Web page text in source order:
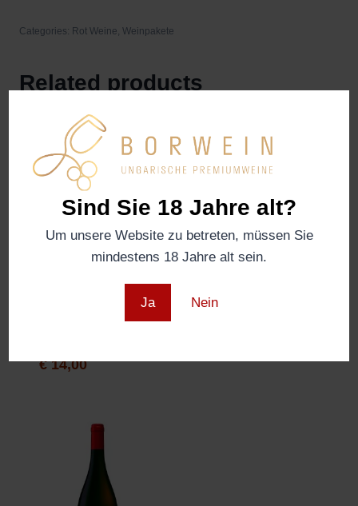
Sind Sie 18 Jahre alt?
Um unsere Website zu betreten, müssen Sie
mindestens 18 Jahre alt sein.
Ja Nein
Categories: Rot Weine Weinpakete
Related products
€14,00
XY Cuvée 2014,